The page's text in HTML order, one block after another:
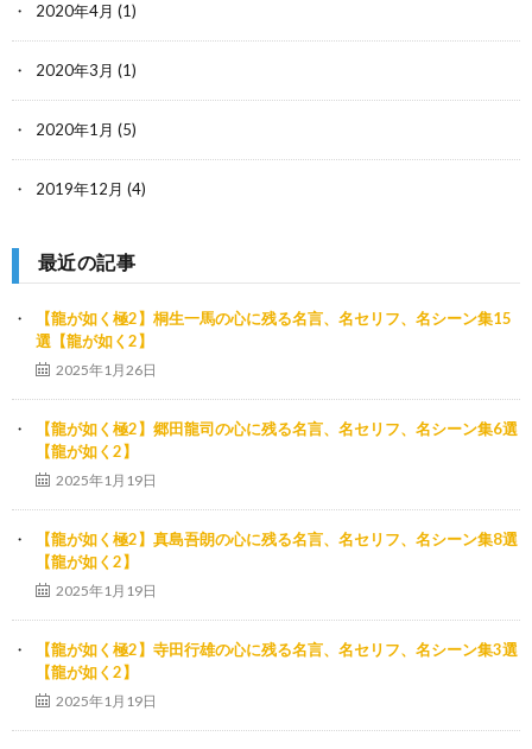
2020年4月 (1)
2020年3月 (1)
2020年1月 (5)
2019年12月 (4)
最近の記事
【龍が如く極2】桐生一馬の心に残る名言、名セリフ、名シーン集15
選【龍が如く2】
2025年1月26日
【龍が如く極2】郷田龍司の心に残る名言、名セリフ、名シーン集6選
【龍が如く2】
2025年1月19日
【龍が如く極2】真島吾朗の心に残る名言、名セリフ、名シーン集8選
【龍が如く2】
2025年1月19日
【龍が如く極2】寺田行雄の心に残る名言、名セリフ、名シーン集3選
【龍が如く2】
2025年1月19日